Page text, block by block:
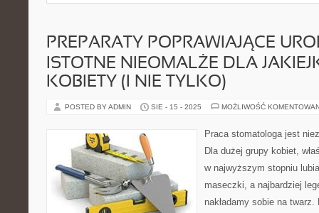
PREPARATY POPRAWIAJĄCE
ISTOTNE NIEOMALŻE DLA
KOBIETY (I NIE TYLKO)
POSTED BY ADMIN SIE - 15 - 2025 MOŻLIWOŚĆ
Praca stomatologa jest
Dla dużej grupy kobiet,
w najwyższym stopniu
maseczki, a najbardziej
nakładamy sobie na